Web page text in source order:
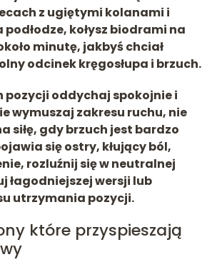
z ugiętymi kolanami i
kołysz biodrami na
minutę, jakbyś chciał
odcinek kręgosłupa i brzuch.
pozycji oddychaj spokojnie i
wymuszaj zakresu ruchu, nie
siłę, gdy brzuch jest bardzo
się ostry, kłujący ból,
rozluźnij się w neutralnej
łagodniejszej wersji lub
utrzymania pozycji.
które przyspieszają